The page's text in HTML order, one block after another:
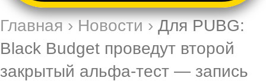
Главная›Новости›Для PUBG:
Black Budget проведут второй
закрытый альфа-тест — запись